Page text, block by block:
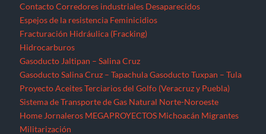
Contacto Corredores industriales Desaparecidos
Espejos de la resistencia Feminicidios
Fracturación Hidráulica (Fracking)
Hidrocarburos
Gasoducto Jaltipan – Salina Cruz
Gasoducto Salina Cruz – Tapachula Gasoducto Tuxpan – Tula
Proyecto Aceites Terciarios del Golfo (Veracruz y Puebla)
Sistema de Transporte de Gas Natural Norte-Noroeste
Home Jornaleros MEGAPROYECTOS Michoacán Migrantes
Militarización